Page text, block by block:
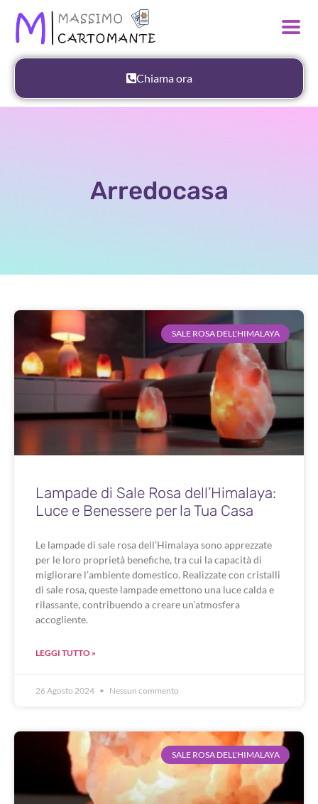
Chiama ora
Arredocasa
SALE ROSA DELL'HIMALAYA
Lampade di Sale Rosa dell’Himalaya:
Luce e Benessere per la Tua Casa
Le lampade di sale rosa dell’Himalaya sono apprezzate
per le loro proprietà benefiche, tra cui la capacità di
migliorare l’ambiente domestico. Realizzate con cristalli
di sale rosa, queste lampade emettono una luce calda e
rilassante, contribuendo a creare un’atmosfera
accogliente.
LEGGI TUTTO »
26 Agosto 2024 Nessun commento
SALE ROSA DELL'HIMALAYA